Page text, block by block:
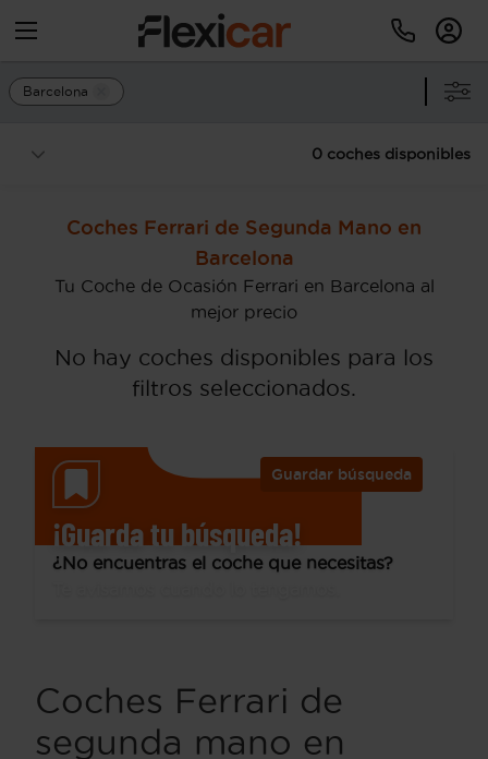
Barcelona
0 coches disponibles
Coches Ferrari de Segunda Mano en
Barcelona
Tu Coche de Ocasión Ferrari en Barcelona al
mejor precio
No hay coches disponibles para los
filtros seleccionados.
Guardar búsqueda
¡Guarda tu búsqueda!
¿No encuentras el coche que necesitas?
Coches Ferrari de
segunda mano en